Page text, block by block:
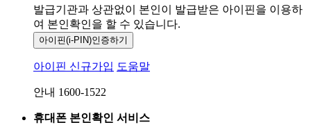
발급기관과 상관없이 본인이 발급받은 아이핀을 이용하
여 본인확인을 할 수 있습니다.
아이핀(i-PIN)인증하기
아이핀 신규가입 도움말
안내 1600-1522
휴대폰 본인확인 서비스